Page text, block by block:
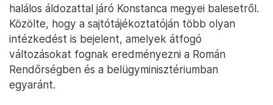
halálos áldozattal járó Konstanca megyei balesetről.
Közölte, hogy a sajtótájékoztatóján több olyan
intézkedést is bejelent, amelyek átfogó
változásokat fognak eredményezni a Román
Rendőrségben és a belügyminisztériumban
egyaránt.